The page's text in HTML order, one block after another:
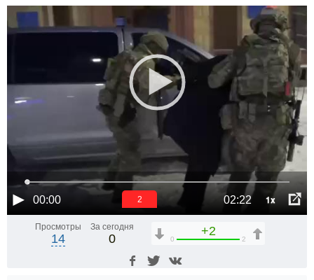
00:00 02:22 1x
2
Просмотры
14
За сегодня
0
+2
0 2